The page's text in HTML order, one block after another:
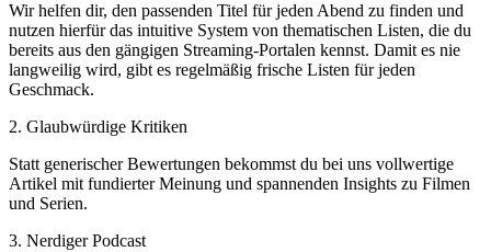
Wir helfen dir, den passenden Titel für jeden Abend zu finden und
nutzen hierfür das intuitive System von thematischen Listen, die du
bereits aus den gängigen Streaming-Portalen kennst. Damit es nie
langweilig wird, gibt es regelmäßig frische Listen für jeden
Geschmack.
2. Glaubwürdige Kritiken
Statt generischer Bewertungen bekommst du bei uns vollwertige
Artikel mit fundierter Meinung und spannenden Insights zu Filmen
und Serien.
3. Nerdiger Podcast